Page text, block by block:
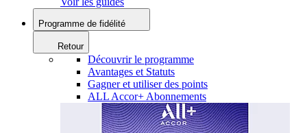
Programme de fidélité
Retour
Découvrir le programme
Avantages et Statuts
Gagner et utiliser des points
ALL Accor+ Abonnements